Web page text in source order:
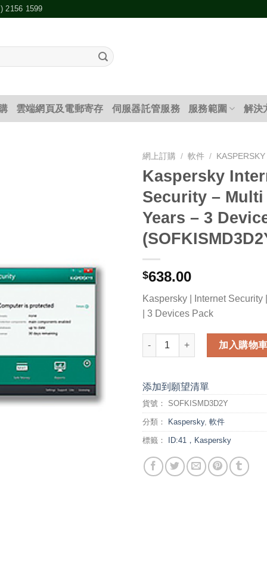
2156 1599
雲端網頁及電郵寄存 伺服器託管服務 服務範圍 解決
網上訂購 / 軟件 / KASPERSKY
Kaspersky
Security – Multi
Years – 3
$638.00
Kaspersky | Internet
| 3 Devices Pack
Kaspersky Internet Security -
加入購物
添加到願望清單
貨號： SOFKISMD3D2Y
分類： Kaspersky, 軟件
標籤： ID:41，Kaspersky